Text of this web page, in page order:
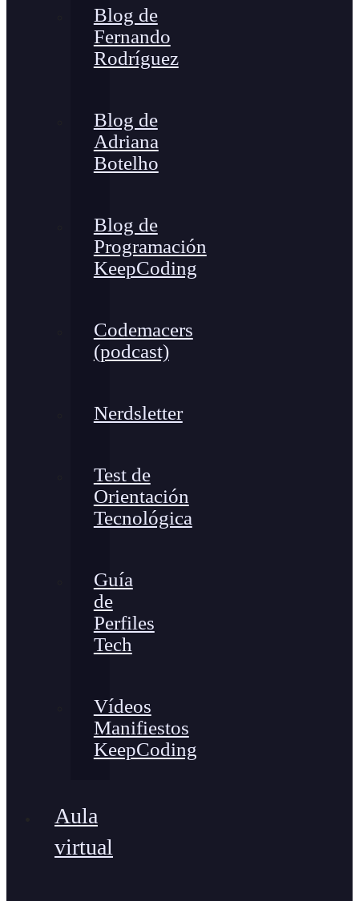
Blog de
Fernando
Rodríguez
Blog de
Adriana
Botelho
Blog de
Programación
KeepCoding
Codemacers
(podcast)
Nerdsletter
Test de
Orientación
Tecnológica
Guía
de
Perfiles
Tech
Vídeos
Manifiestos
KeepCoding
Aula
virtual